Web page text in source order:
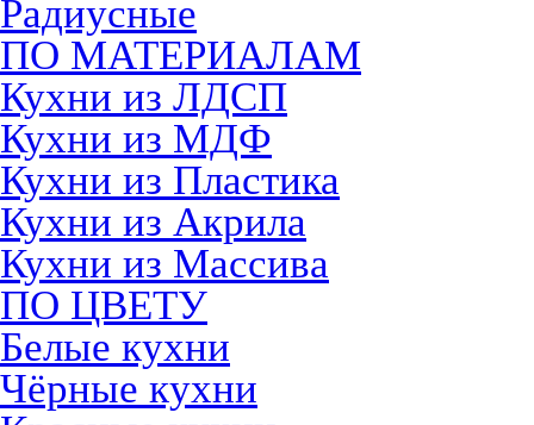
Радиусные
ПО МАТЕРИАЛАМ
Кухни из ЛДСП
Кухни из МДФ
Кухни из Пластика
Кухни из Акрила
Кухни из Массива
ПО ЦВЕТУ
Белые кухни
Чёрные кухни